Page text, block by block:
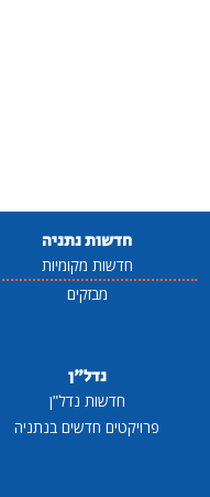
חדשות נתניה
חדשות מקומיות
מבזקים
נדל"ן
חדשות נדל"ן
פרויקטים חדשים בנתניה